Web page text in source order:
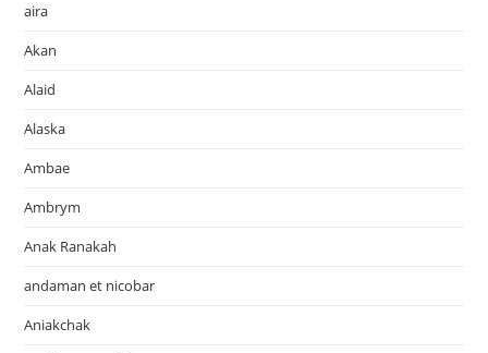
aira
Akan
Alaid
Alaska
Ambae
Ambrym
Anak Ranakah
andaman et nicobar
Aniakchak